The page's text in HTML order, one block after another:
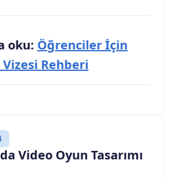
oku: Öğrenciler İçin
Rehberi
Video Oyun Tasarımı